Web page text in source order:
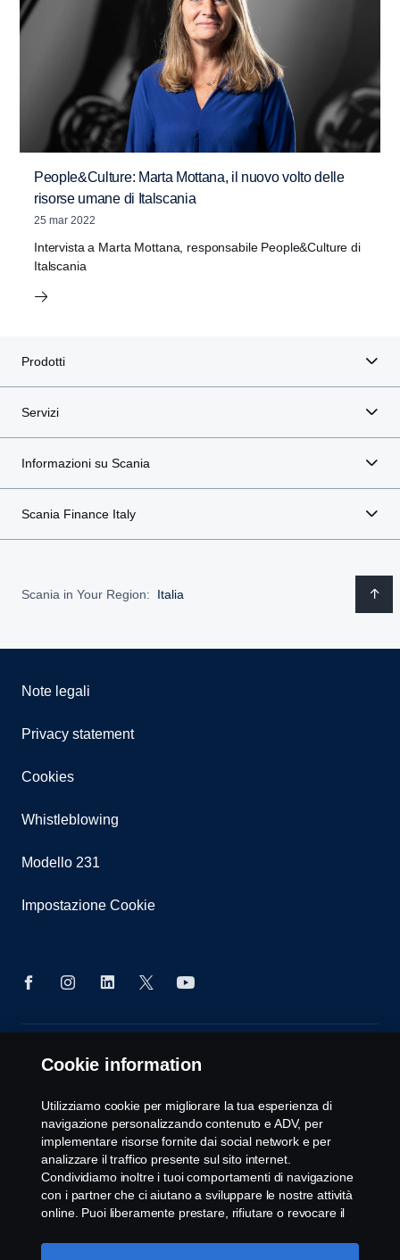
People&Culture: Marta Mottana, il nuovo volto delle
risorse umane di Italscania
25 mar 2022
Intervista a Marta Mottana, responsabile People&Culture di
Italscania
Prodotti
Servizi
Informazioni su Scania
Scania Finance Italy
Scania in Your Region: Italia
Note legali
Privacy statement
Cookies
Whistleblowing
Modello 231
Impostazione Cookie
© Copyright Scania 2025 All rights reserved. Scania
CV AB, SE-151 87 Södertälje, Sweden, Tel: +46-8-
Cookie information
Utilizziamo cookie per migliorare la tua esperienza di
navigazione personalizzando contenuto e ADV, per
implementare risorse fornite dai social network e per
analizzare il traffico presente sul sito internet.
Condividiamo inoltre i tuoi comportamenti di navigazione
con i partner che ci aiutano a sviluppare le nostre attività
online. Puoi liberamente prestare, rifiutare o revocare il
all'attivazione dei cookie e alla possibilità di condividere le